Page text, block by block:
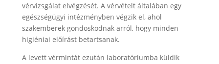
vérvizsgálat elvégzését. A vérvételt általában egy
egészségügyi intézményben végzik el, ahol
szakemberek gondoskodnak arról, hogy minden
higiéniai előírást betartsanak.
A levett vérmintát ezután laboratóriumba küldik